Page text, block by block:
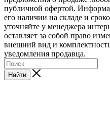
публичной офертой.
его наличии на складе и
уточняйте у менеджера
оставляет за собой право
внешний вид и
уведомления продавца.
Найти